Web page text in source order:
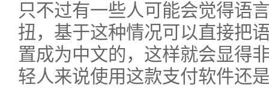
只不过有一些人可能会觉得语
扭，基于这种情况可以直接把
置成为中文的，这样就会显得
轻人来说使用这款支付软件还